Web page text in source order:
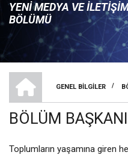
YENI MEDYA VE
BÖLÜMÜ
SAYFA
YOLU
GENEL BILGILER
/
BÖLÜM
Toplumların yaşamına giren